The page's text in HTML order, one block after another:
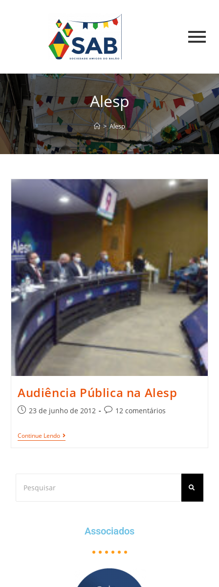
Alesp
> Alesp
Audiência Pública na Alesp
23 de junho de 2012 12 comentários
Continue Lendo
Associados